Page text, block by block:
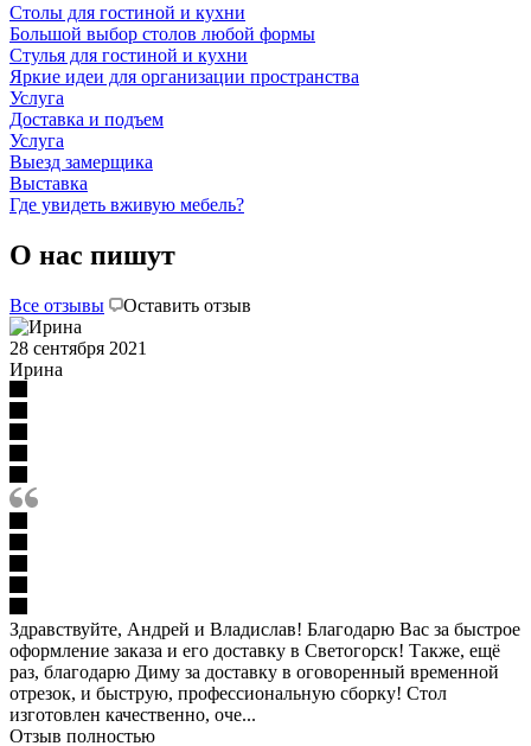
Столы для гостиной и кухни
Большой выбор столов любой формы
Стулья для гостиной и кухни
Яркие идеи для организации пространства
Услуга
Доставка и подъем
Услуга
Выезд замерщика
Выставка
Где увидеть вживую мебель?
О нас пишут
Все отзывы Оставить отзыв
28 сентября 2021
Ирина
Здравствуйте, Андрей и Владислав! Благодарю Вас за быстрое
оформление заказа и его доставку в Светогорск! Также, ещё
раз, благодарю Диму за доставку в оговоренный временной
отрезок, и быструю, профессиональную сборку! Стол
изготовлен качественно, оче...
Отзыв полностью